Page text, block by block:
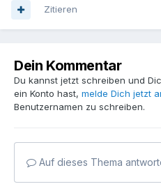
Zitieren
Dein Kommentar
Du kannst jetzt schreiben und
ein Konto hast, melde Dich jetzt
Benutzernamen zu schreiben.
Auf dieses Thema